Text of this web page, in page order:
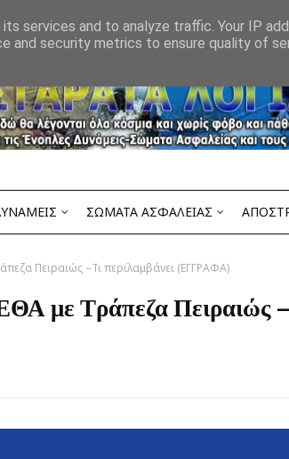
ΣΩΜΑΤΑ ΑΣΦΑΛΕΙΑΣ
Πειραιώς –Τι περιλαμβάνει (ΕΓΓΡΑΦΑ)
με Τράπεζα Πειραιώς –
services and to analyze traffic. Your IP
and security metrics to ensure quality of